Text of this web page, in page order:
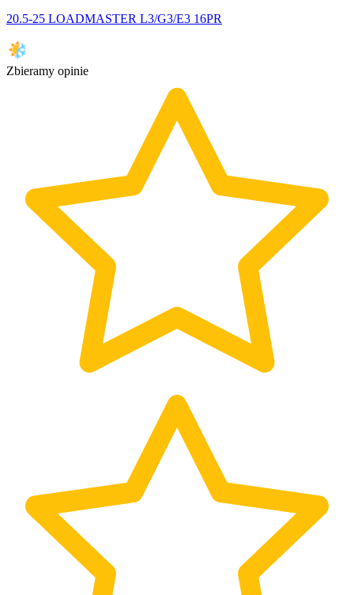
20.5-25 LOADMASTER L3/G3/E3 16PR
Zbieramy opinie